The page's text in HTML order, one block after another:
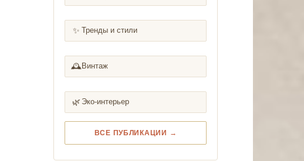
✨ Тренды и стили
🕰️ Винтаж
🌿 Эко-интерьер
ВСЕ ПУБЛИКАЦИИ →